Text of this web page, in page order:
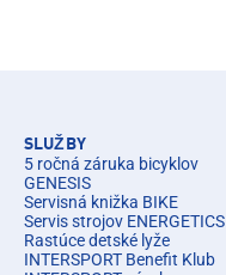
SLUŽBY
5 ročná záruka bicyklov
GENESIS
Servisná knižka BIKE
Servis strojov ENERGETICS
Rastúce detské lyže
INTERSPORT Benefit Klub